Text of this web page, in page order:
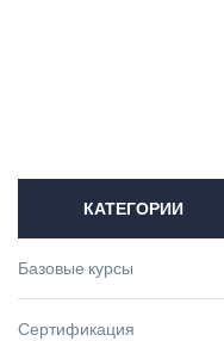
КАТЕГОРИИ
Базовые курсы
Сертификация